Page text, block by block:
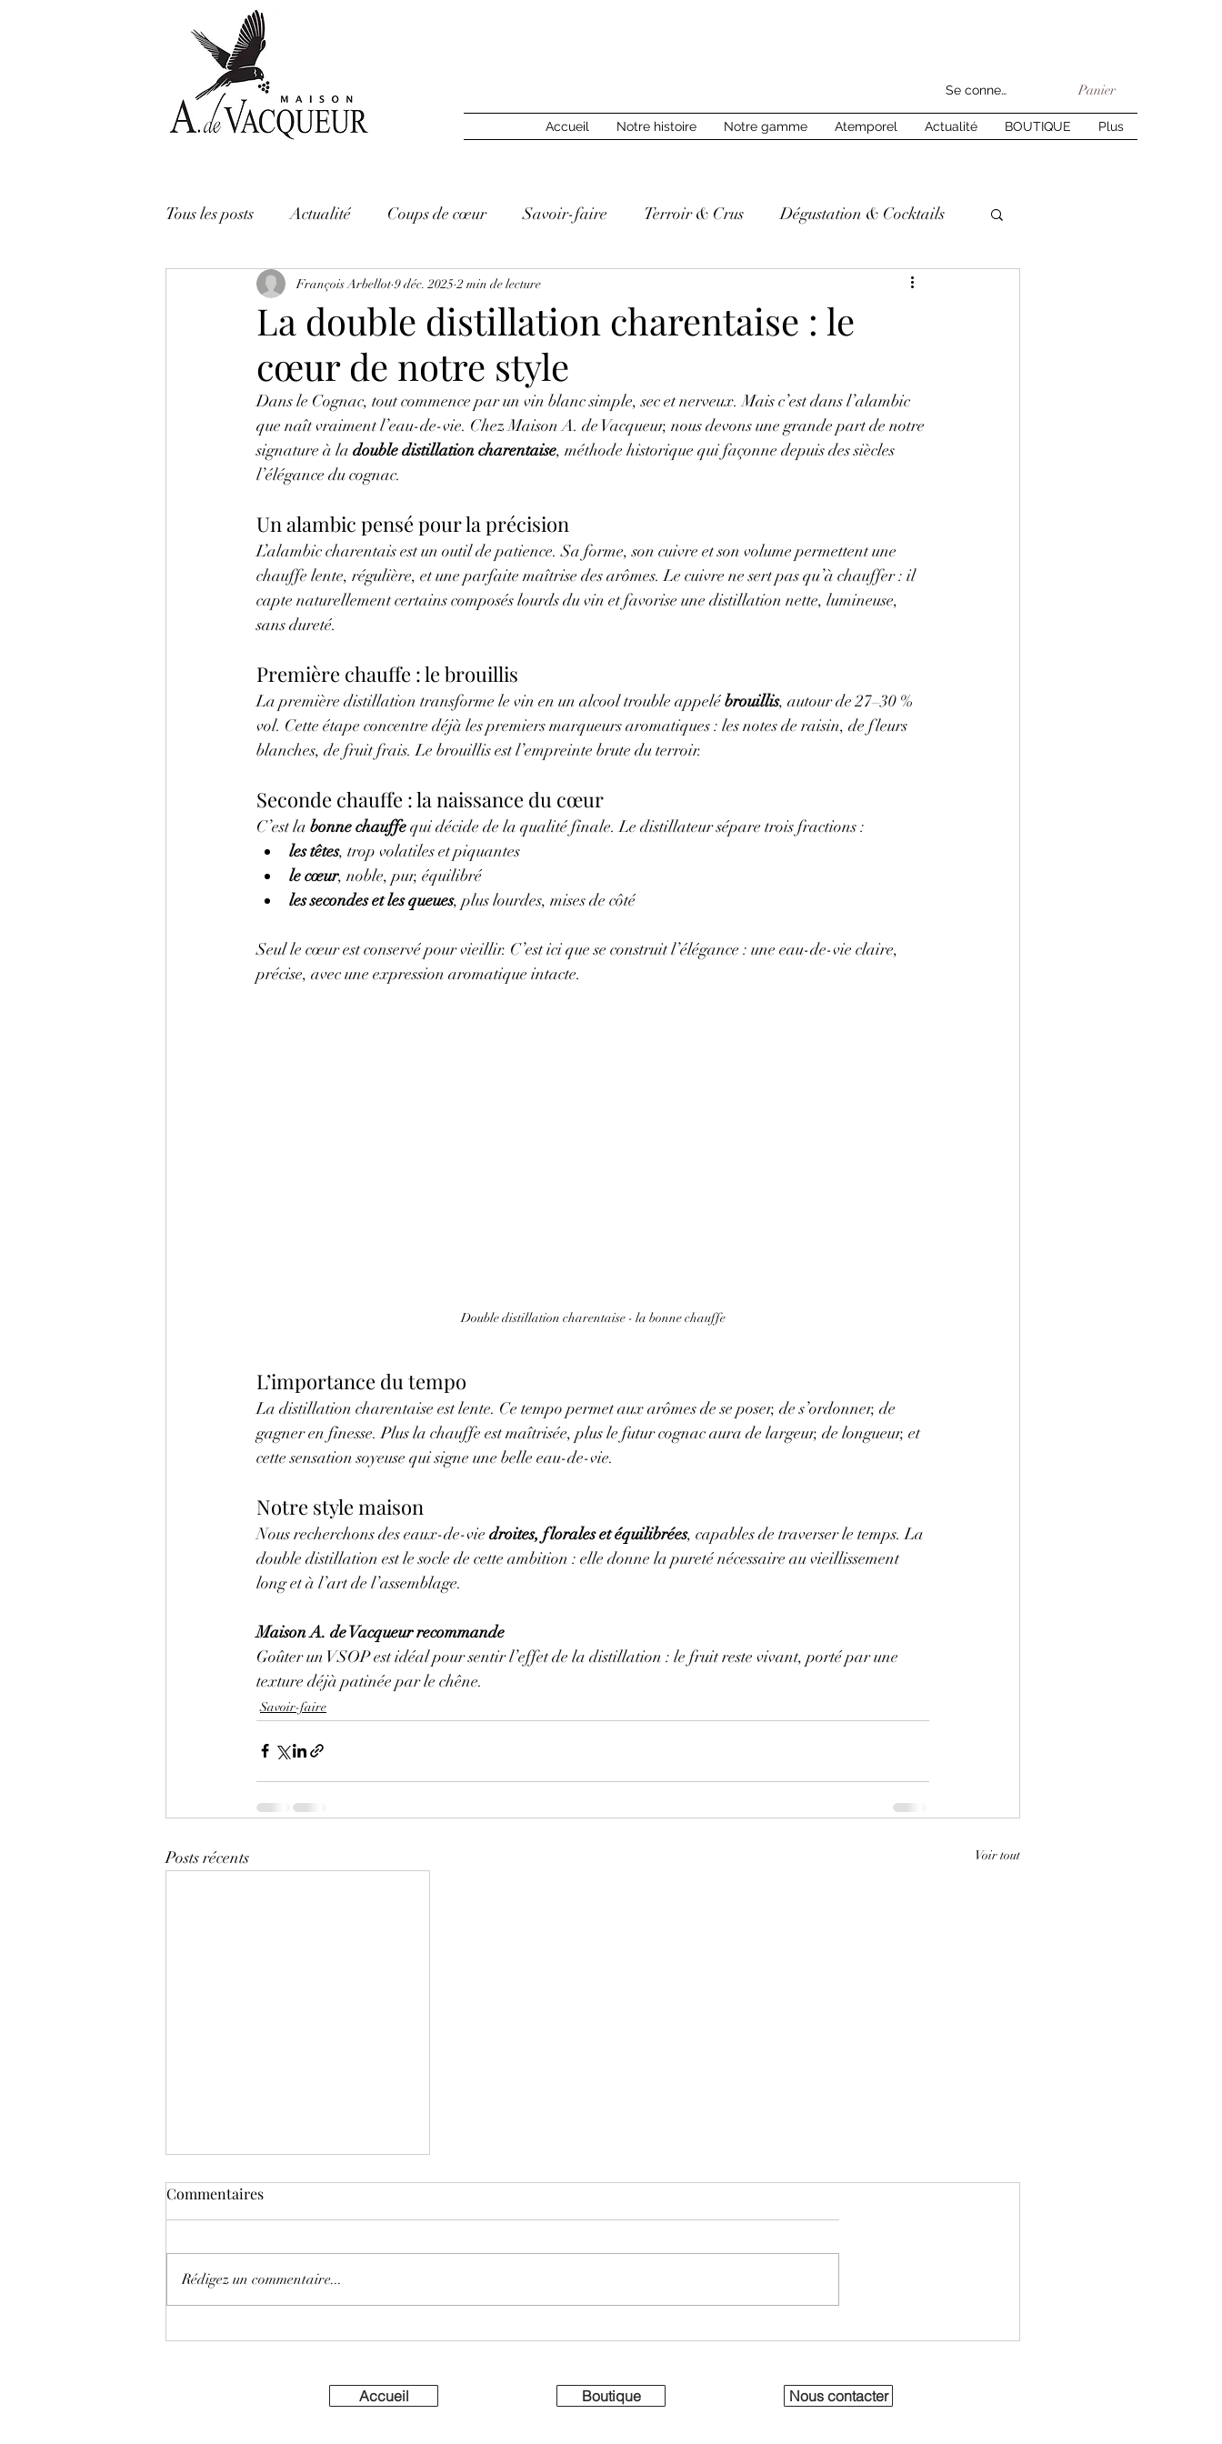
Se connecter Panier
Accueil Notre histoire Notre gamme Atemporel Actualité BOUTIQUE Plus
Tous les posts Actualité Coups de cœur Savoir-faire Terroir & Crus Dégustation & Cocktails
La double distillation charentaise : le
cœur de notre style
François Arbellot 9 déc. 2025 2 min de lecture
Dans le Cognac, tout commence par un vin blanc simple, sec et nerveux. Mais c’est dans l’alambic
que naît vraiment l’eau-de-vie. Chez Maison A. de Vacqueur, nous devons une grande part de notre
signature à la double distillation charentaise, méthode historique qui façonne depuis des siècles
l’élégance du cognac.
Un alambic pensé pour la précision
L’alambic charentais est un outil de patience. Sa forme, son cuivre et son volume permettent une
chauffe lente, régulière, et une parfaite maîtrise des arômes. Le cuivre ne sert pas qu’à chauffer : il
capte naturellement certains composés lourds du vin et favorise une distillation nette, lumineuse,
sans dureté.
Première chauffe : le brouillis
La première distillation transforme le vin en un alcool trouble appelé brouillis, autour de 27–30 %
vol. Cette étape concentre déjà les premiers marqueurs aromatiques : les notes de raisin, de fleurs
blanches, de fruit frais. Le brouillis est l’empreinte brute du terroir.
Seconde chauffe : la naissance du cœur
C’est la bonne chauffe qui décide de la qualité finale. Le distillateur sépare trois fractions :
les têtes, trop volatiles et piquantes
le cœur, noble, pur, équilibré
les secondes et les queues, plus lourdes, mises de côté
Seul le cœur est conservé pour vieillir. C’est ici que se construit l’élégance : une eau-de-vie claire,
précise, avec une expression aromatique intacte.
Double distillation charentaise - la bonne chauffe
L’importance du tempo
La distillation charentaise est lente. Ce tempo permet aux arômes de se poser, de s’ordonner, de
gagner en finesse. Plus la chauffe est maîtrisée, plus le futur cognac aura de largeur, de longueur, et
cette sensation soyeuse qui signe une belle eau-de-vie.
Notre style maison
Nous recherchons des eaux-de-vie droites, florales et équilibrées, capables de traverser le temps. La
double distillation est le socle de cette ambition : elle donne la pureté nécessaire au vieillissement
long et à l’art de l’assemblage.
Maison A. de Vacqueur recommande
Goûter un VSOP est idéal pour sentir l’effet de la distillation : le fruit reste vivant, porté par une
texture déjà patinée par le chêne.
Savoir-faire
Posts récents Voir tout
Commentaires
Rédigez un commentaire...
Accueil Boutique Nous contacter